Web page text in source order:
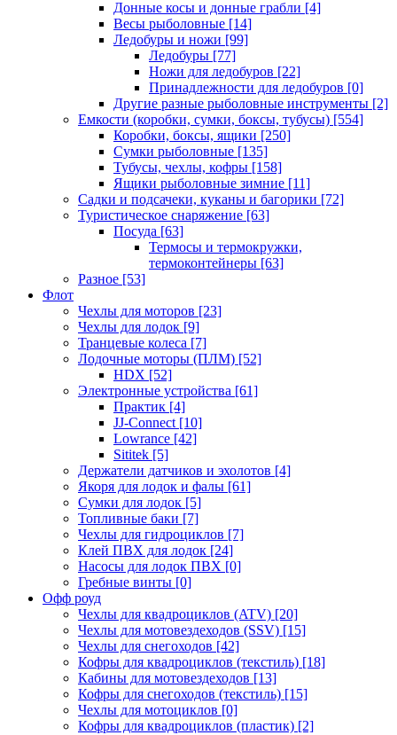
Донные косы и донные грабли [4]
Весы рыболовные [14]
Ледобуры и ножи [99]
Ледобуры [77]
Ножи для ледобуров [22]
Принадлежности для ледобуров [0]
Другие разные рыболовные инструменты [2]
Емкости (коробки, сумки, боксы, тубусы) [554]
Коробки, боксы, ящики [250]
Сумки рыболовные [135]
Тубусы, чехлы, кофры [158]
Ящики рыболовные зимние [11]
Садки и подсачеки, куканы и багорики [72]
Туристическое снаряжение [63]
Посуда [63]
Термосы и термокружки,
термоконтейнеры [63]
Разное [53]
Флот
Чехлы для моторов [23]
Чехлы для лодок [9]
Транцевые колеса [7]
Лодочные моторы (ПЛМ) [52]
HDX [52]
Электронные устройства [61]
Практик [4]
JJ-Connect [10]
Lowrance [42]
Sititek [5]
Держатели датчиков и эхолотов [4]
Якоря для лодок и фалы [61]
Сумки для лодок [5]
Топливные баки [7]
Чехлы для гидроциклов [7]
Клей ПВХ для лодок [24]
Насосы для лодок ПВХ [0]
Гребные винты [0]
Офф роуд
Чехлы для квадроциклов (ATV) [20]
Чехлы для мотовездеходов (SSV) [15]
Чехлы для снегоходов [42]
Кофры для квадроциклов (текстиль) [18]
Кабины для мотовездеходов [13]
Кофры для снегоходов (текстиль) [15]
Чехлы для мотоциклов [0]
Кофры для квадроциклов (пластик) [2]